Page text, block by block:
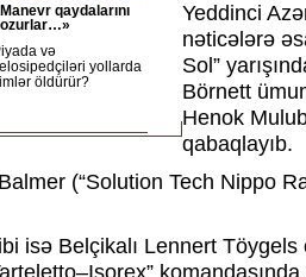
qaydalarını
və
yollarda
öldürür?
Yeddinci
nəticələrə
Sol”
Börnett
Henok
qabaqlayıb.
(“Solution Tech Nippo
isə Belçikalı Lennert
komandasında